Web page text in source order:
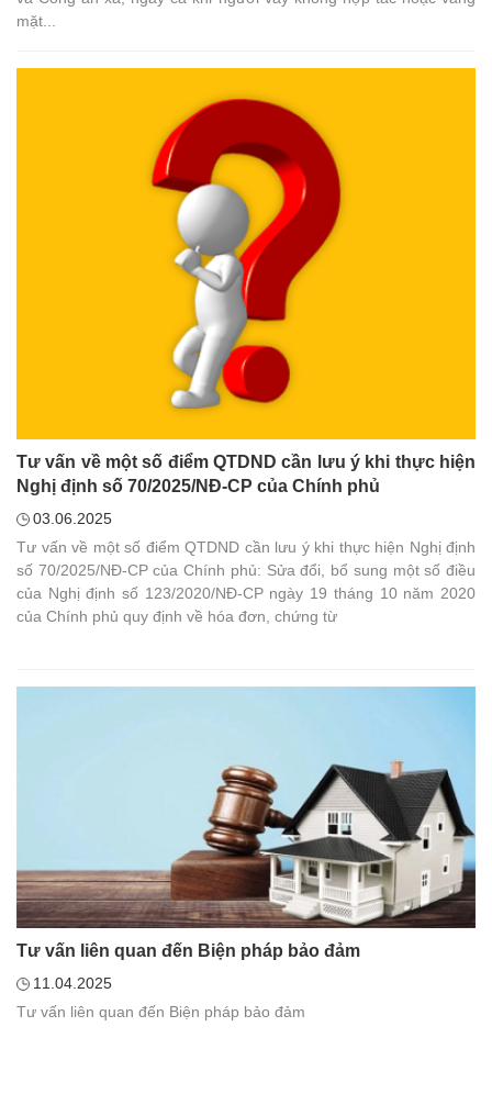
mặt...
Tư vấn về một số điểm QTDND cần lưu ý khi thực hiện
Nghị định số 70/2025/NĐ-CP của Chính phủ
03.06.2025
Tư vấn về một số điểm QTDND cần lưu ý khi thực hiện Nghị định
số 70/2025/NĐ-CP của Chính phủ: Sửa đổi, bổ sung một số điều
của Nghị định số 123/2020/NĐ-CP ngày 19 tháng 10 năm 2020
của Chính phủ quy định về hóa đơn, chứng từ
Tư vấn liên quan đến Biện pháp bảo đảm
11.04.2025
Tư vấn liên quan đến Biện pháp bảo đảm